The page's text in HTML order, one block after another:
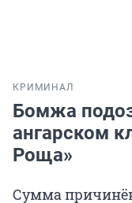
КРИМИНАЛ
Бомжа
ангарском
Роща»
Сумма